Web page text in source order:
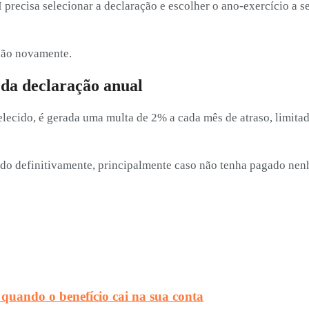
selecionar a declaração e escolher o ano-exercício a
novamente.
declaração anual
é gerada uma multa de 2% a cada mês de atraso,
definitivamente, principalmente caso não tenha pagado
o benefício cai na sua conta